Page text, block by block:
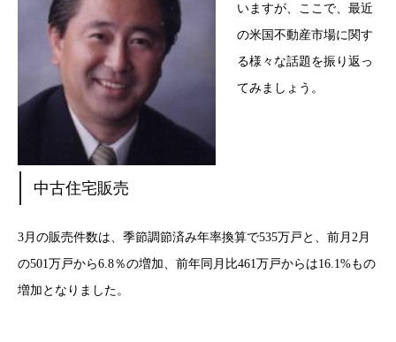
いますが、ここで、最近
の米国不動産市場に関す
る様々な話題を振り返っ
てみましょう。
中古住宅販売
3月の販売件数は、季節調節済み年率換算で535万戸と、前月2月
の501万戸から6.8％の増加、前年同月比461万戸からは16.1%もの
増加となりました。